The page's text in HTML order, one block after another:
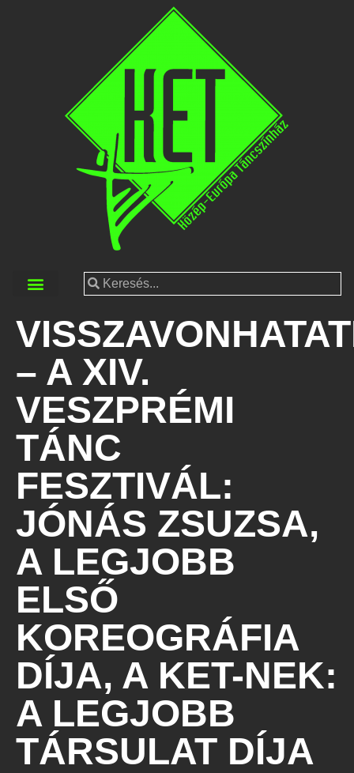
– A XIV.
VESZPRÉMI
TÁNC
FESZTIVÁL:
JÓNÁS ZSUZSA,
A LEGJOBB
ELSŐ
KOREOGRÁFIA
DÍJA, A KET-NEK:
A LEGJOBB
TÁRSULAT DÍJA